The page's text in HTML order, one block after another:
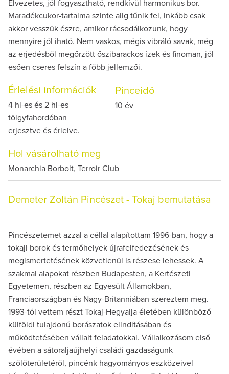
Élvezetes, jól fogyasztható, rendkívül harmonikus bor.
Maradékcukor-tartalma szinte alig tűnik fel, inkább csak
akkor vesszük észre, amikor rácsodálkozunk, hogy
mennyire jól iható. Nem vaskos, mégis vibráló savak, még
az erjedésből megőrzött őszibarackos ízek és finoman, jól
esően cseres felszín a főbb jellemzői.
Érlelési információk
4 hl-es és 2 hl-es
tölgyfahordóban
erjesztve és érlelve.
Pinceidő
10 év
Hol vásárolható meg
Monarchia Borbolt, Terroir Club
Demeter Zoltán Pincészet - Tokaj bemutatása
Pincészetemet azzal a céllal alapítottam 1996-ban, hogy a
tokaji borok és termőhelyek újrafelfedezésének és
megismertetésének közvetlenül is részese lehessek. A
szakmai alapokat részben Budapesten, a Kertészeti
Egyetemen, részben az Egyesült Államokban,
Franciaországban és Nagy-Britanniában szereztem meg.
1993-tól vettem részt Tokaj-Hegyalja életében különböző
külföldi tulajdonú borászatok elindításában és
működtetésében vállalt feladatokkal. Vállalkozásom első
évében a sátoraljaújhelyi családi gazdaságunk
szőlőterületéről, pincénk hagyományos eszközeivel